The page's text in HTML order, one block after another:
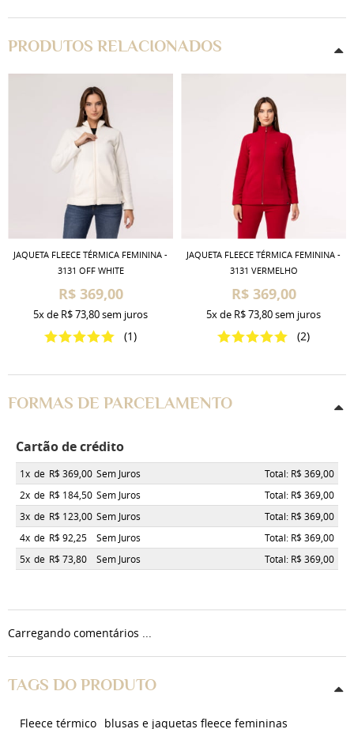
PRODUTOS RELACIONADOS
JAQUETA FLEECE TÉRMICA FEMININA -
3131 OFF WHITE
R$ 369,00
(1)
5xde R$ 73,80sem juros
JAQUETA FLEECE TÉRMICA FEMININA -
3131 VERMELHO
R$ 369,00
(2)
5xde R$ 73,80sem juros
FORMAS DE PARCELAMENTO
Cartão de crédito
1x de R$ 369,00 Sem Juros
Total: R$ 369,00
2x de R$ 184,50 Sem Juros
Total: R$ 369,00
3x de R$ 123,00 Sem Juros
Total: R$ 369,00
4x de R$ 92,25 Sem Juros
Total: R$ 369,00
5x de R$ 73,80 Sem Juros Total: R$ 369,00
Carregando comentários ...
TAGS DO PRODUTO
Fleece térmico blusas e jaquetas fleece femininas